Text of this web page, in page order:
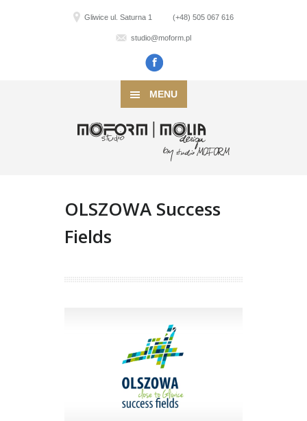
Gliwice ul. Saturna 1 (+48) 505 067 616
studio@moform.pl
MENU
OLSZOWA Success
Fields